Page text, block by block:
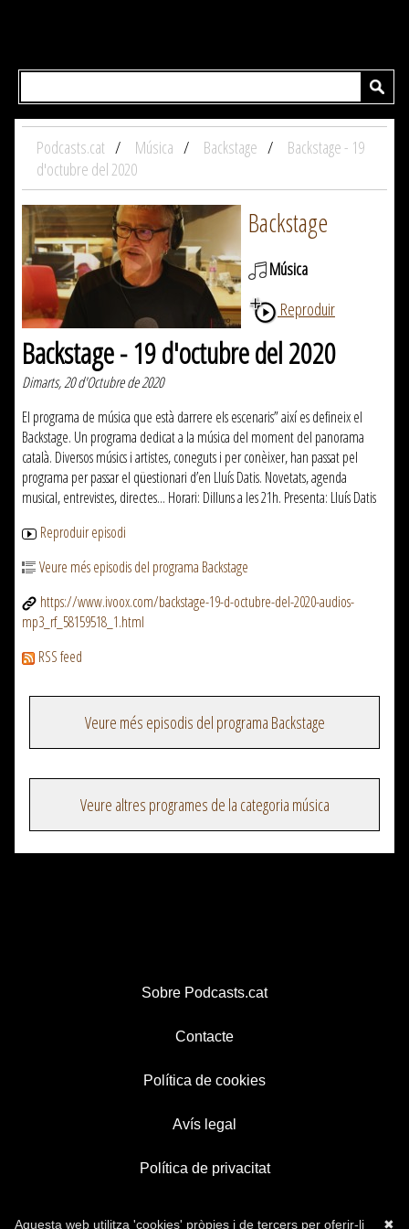
Podcasts.cat Música Backstage
Backstage - 19
d'octubre del 2020
Backstage
Música
Reproduir
Backstage - 19 d'octubre del 2020
Dimarts, 20 d'Octubre de 2020
El programa de música que està darrere els escenaris” així es defineix el
Backstage. Un programa dedicat a la música del moment del panorama
català. Diversos músics i artistes, coneguts i per conèixer, han passat pel
programa per passar el qüestionari d’en Lluís Datis. Novetats, agenda
musical, entrevistes, directes... Horari: Dilluns a les 21h. Presenta: Lluís Datis
Reproduir episodi
Veure més episodis del programa Backstage
https://www.ivoox.com/backstage-19-d-octubre-del-2020-audios-
mp3_rf_58159518_1.html
RSS feed
Veure més episodis del programa Backstage
Veure altres programes de la categoria música
Sobre Podcasts.cat
Contacte
Política de cookies
Avís legal
Política de privacitat
✖
Aquesta web utilitza 'cookies' pròpies i de tercers per oferir-li